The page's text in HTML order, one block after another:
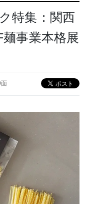
特集：関西
事業本格展